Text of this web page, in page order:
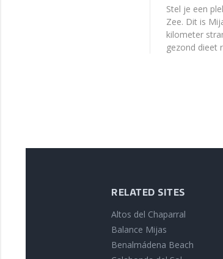
Stel je een
Zee. Dit is
kilometer
gezond dieet
RELATED SITES
Altos del Chaparral
Balance Mijas
Benalmádena Beach